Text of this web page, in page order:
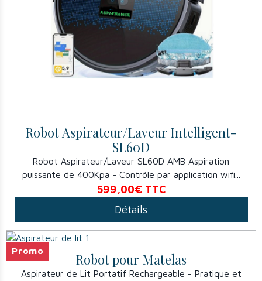
Robot Aspirateur/Laveur Intelligent-
SL60D
Robot Aspirateur/Laveur SL60D AMB Aspiration
puissante de 400Kpa - Contrôle par application wifi...
599,00€ TTC
Détails
Promo
Robot pour Matelas
Aspirateur de Lit Portatif Rechargeable - Pratique et